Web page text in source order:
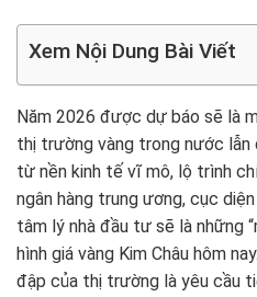
Xem Nội Dung Bài Viết
Năm 2026 được dự báo sẽ là
thị trường vàng trong nước lẫn
từ nền kinh tế vĩ mô, lộ trình
ngân hàng trung ương, cục
tâm lý nhà đầu tư sẽ là những
hình giá vàng Kim Châu hôm
đập của thị trường là yêu cầu